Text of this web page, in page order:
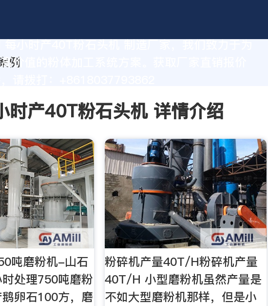
价值的粉体加工系统方案。获取厂家直销报价
时产40T粉石头机 详情介绍
吨磨粉机-山石
处理750吨磨粉
卵石100方，磨
粉碎机产量40T/H粉碎机产量
40T/H 小型磨粉机虽然产量是
不如大型磨粉机那样，但是小